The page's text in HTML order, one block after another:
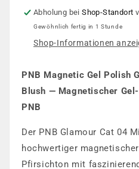
Abholung beiShop-Standort
Gewöhnlich fertig in 1 Stunde
Shop-Informationen
PNB Magnetic Gel Polish
Blush — Magnetischer
PNB
Der PNB Glamour Cat 04
hochwertiger
Pfirsichton mit